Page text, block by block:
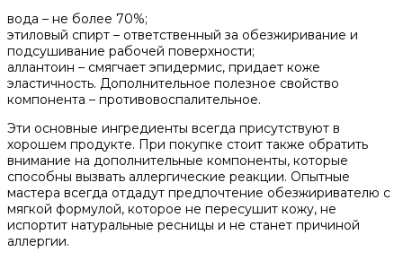
вода – не более 70%;
этиловый спирт – ответственный за обезжиривание и
подсушивание рабочей поверхности;
аллантоин – смягчает эпидермис, придает коже
эластичность. Дополнительное полезное свойство
компонента – противовоспалительное.
Эти основные ингредиенты всегда присутствуют в
хорошем продукте. При покупке стоит также обратить
внимание на дополнительные компоненты, которые
способны вызвать аллергические реакции. Опытные
мастера всегда отдадут предпочтение обезжиривателю с
мягкой формулой, которое не пересушит кожу, не
испортит натуральные ресницы и не станет причиной
аллергии.